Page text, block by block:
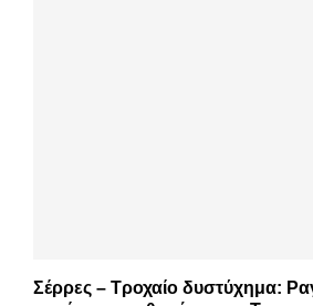
Σέρρες – Τροχαίο δυστύχημα: